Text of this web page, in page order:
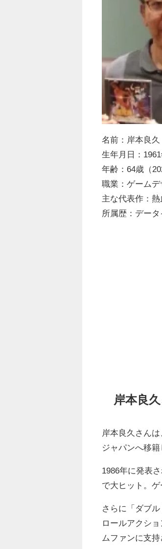
名前：岸本良久
生年月日：1961
年齢：64歳（
職業：ゲーム
主な代表作：
所属歴：デー
岸本良
岸本良久さん
ジャパンへ移籍
1986年に発表
で大ヒット。
さらに「ダブ
ロールアクシ
ムファンに支持